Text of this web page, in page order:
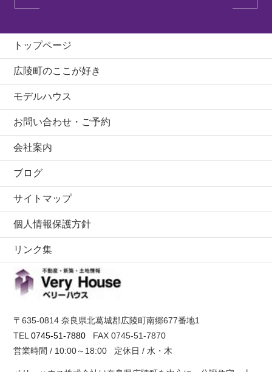
〒635-0814 奈良県北葛城郡広陵町南郷677番地1
TEL0745-51-7880 FAX 0745-51-7870
営業時間 / 10:00～18:00 定休日 / 水・木
トップページ
広陵町のここが好き
モデルハウス
お問い合わせ・ご予約
会社案内
ブログ
サイトマップ
個人情報保護方針
リンク集